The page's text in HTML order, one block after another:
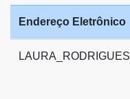
Endereço Eletrônico